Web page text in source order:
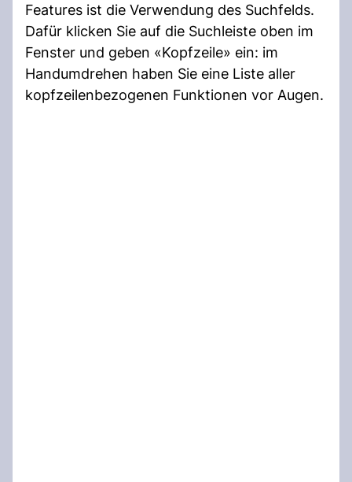
Features ist die Verwendung des Suchfelds.
Dafür klicken Sie auf die Suchleiste oben im
Fenster und geben «Kopfzeile» ein: im
Handumdrehen haben Sie eine Liste aller
kopfzeilenbezogenen Funktionen vor Augen.